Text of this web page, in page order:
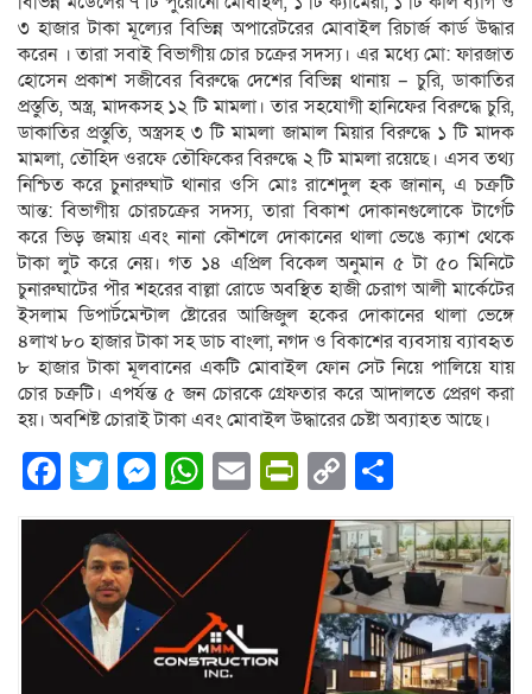
৩ হাজার টাকা মূল্যের বিভিন্ন অপারেটরের মোবাইল রিচার্জ কার্ড উদ্ধার
করেন । তারা সবাই বিভাগীয় চোর চক্রের সদস্য। এর মধ্যে মো: ফারজাত
হোসেন প্রকাশ সজীবের বিরুদ্ধে দেশের বিভিন্ন থানায় – চুরি, ডাকাতির
প্রস্তুতি, অস্ত্র, মাদকসহ ১২ টি মামলা। তার সহযোগী হানিফের বিরুদ্ধে চুরি,
ডাকাতির প্রস্তুতি, অস্ত্রসহ ৩ টি মামলা জামাল মিয়ার বিরুদ্ধে ১ টি মাদক
মামলা, তৌহিদ ওরফে তৌফিকের বিরুদ্ধে ২ টি মামলা রয়েছে। এসব তথ্য
নিশ্চিত করে চুনারুঘাট থানার ওসি মোঃ রাশেদুল হক জানান, এ চক্রটি
আন্ত: বিভাগীয় চোরচক্রের সদস্য, তারা বিকাশ দোকানগুলোকে টার্গেট
করে ভিড় জমায় এবং নানা কৌশলে দোকানের থালা ভেঙে ক্যাশ থেকে
টাকা লুট করে নেয়। গত ১৪ এপ্রিল বিকেল অনুমান ৫ টা ৫০ মিনিটে
চুনারুঘাটের পৗর শহরের বাল্লা রোডে অবস্থিত হাজী চেরাগ আলী মার্কেটের
ইসলাম ডিপার্টমেন্টাল ষ্টোরের আজিজুল হকের দোকানের থালা ভেঙ্গে
৪লাখ ৮০ হাজার টাকা সহ ডাচ বাংলা, নগদ ও বিকাশের ব্যবসায় ব্যাবহৃত
৮ হাজার টাকা মূলবানের একটি মোবাইল ফোন সেট নিয়ে পালিয়ে যায়
চোর চক্রটি। এপর্যন্ত ৫ জন চোরকে গ্রেফতার করে আদালতে প্রেরণ করা
হয়। অবশিষ্ট চোরাই টাকা এবং মোবাইল উদ্ধারের চেষ্টা অব্যাহত আছে।
Facebook
Twitter
Messenger
WhatsApp
EmailPrintFriendly
Copy
Link